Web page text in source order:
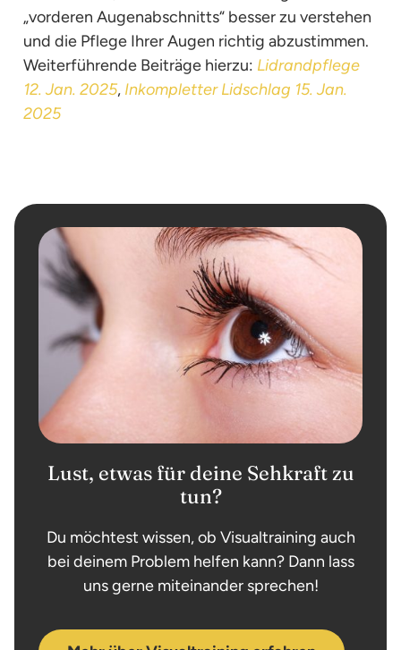
„vorderen Augenabschnitts“ besser zu verstehen
und die Pflege Ihrer Augen richtig abzustimmen.
Weiterführende Beiträge hierzu: Lidrandpflege
12. Jan. 2025, Inkompletter Lidschlag 15. Jan.
2025
Lust, etwas für deine Sehkraft zu
tun?
Du möchtest wissen, ob Visualtraining auch
bei deinem Problem helfen kann? Dann lass
uns gerne miteinander sprechen!